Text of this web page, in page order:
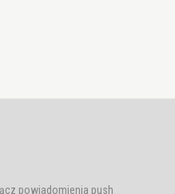
powiadomienia push